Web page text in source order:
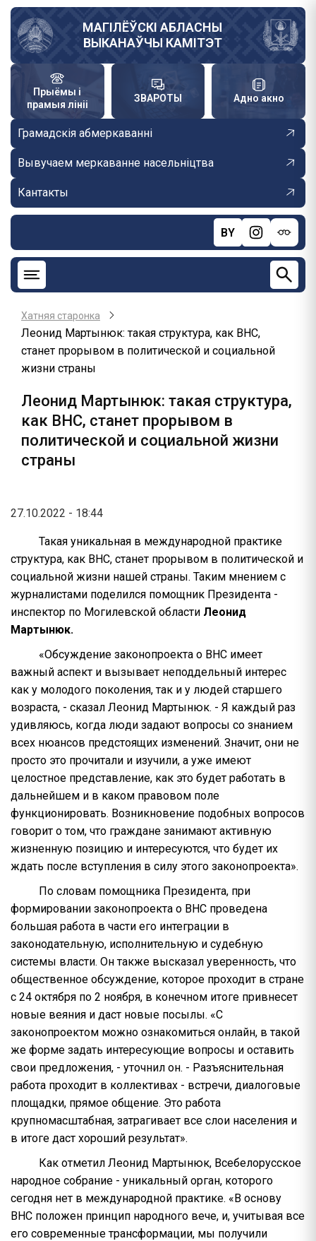
Skip
main
content
МАГІЛЁЎСКІ АБЛАСНЫ
ВЫКАНАЎЧЫ КАМІТЭТ
Прыёмы і
прамыя лініі
ЗВАРОТЫ Адно акно
Грамадскія абмеркаванні
Вывучаем меркаванне насельніцтва
Кантакты
BY
Хатняя старонка
Леонид Мартынюк: такая структура, как ВНС,
станет прорывом в политической и социальной
жизни страны
Леонид Мартынюк: такая структура,
как ВНС, станет прорывом в
политической и социальной жизни
страны
27.10.2022 - 18:44
Такая уникальная в международной практике
структура, как ВНС, станет прорывом в политической и
социальной жизни нашей страны. Таким мнением с
журналистами поделился помощник Президента -
инспектор по Могилевской области Леонид
Мартынюк.
«Обсуждение законопроекта о ВНС имеет
важный аспект и вызывает неподдельный интерес
как у молодого поколения, так и у людей старшего
возраста, - сказал Леонид Мартынюк. - Я каждый раз
удивляюсь, когда люди задают вопросы со знанием
всех нюансов предстоящих изменений. Значит, они не
просто это прочитали и изучили, а уже имеют
целостное представление, как это будет работать в
дальнейшем и в каком правовом поле
функционировать. Возникновение подобных вопросов
говорит о том, что граждане занимают активную
жизненную позицию и интересуются, что будет их
ждать после вступления в силу этого законопроекта».
По словам помощника Президента, при
формировании законопроекта о ВНС проведена
большая работа в части его интеграции в
законодательную, исполнительную и судебную
системы власти. Он также высказал уверенность, что
общественное обсуждение, которое проходит в стране
с 24 октября по 2 ноября, в конечном итоге привнесет
новые веяния и даст новые посылы. «С
законопроектом можно ознакомиться онлайн, в такой
же форме задать интересующие вопросы и оставить
свои предложения, - уточнил он. - Разъяснительная
работа проходит в коллективах - встречи, диалоговые
площадки, прямое общение. Это работа
крупномасштабная, затрагивает все слои населения и
в итоге даст хороший результат».
Как отметил Леонид Мартынюк, Всебелорусское
народное собрание - уникальный орган, которого
сегодня нет в международной практике. «В основу
ВНС положен принцип народного вече, и, учитывая все
его современные трансформации, мы получили